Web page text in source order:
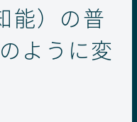
能）の普
ように変